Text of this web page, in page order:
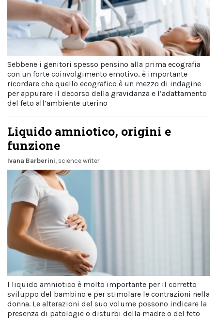
Sebbene i genitori spesso pensino alla prima ecografia
con un forte coinvolgimento emotivo, è importante
ricordare che quello ecografico è un mezzo di indagine
per appurare il decorso della gravidanza e l’adattamento
del feto all’ambiente uterino
Liquido amniotico, origini e
funzione
Ivana Barberini , science writer
l liquido amniotico è molto importante per il corretto
sviluppo del bambino e per stimolare le contrazioni nella
donna. Le alterazioni del suo volume possono indicare la
presenza di patologie o disturbi della madre o del feto